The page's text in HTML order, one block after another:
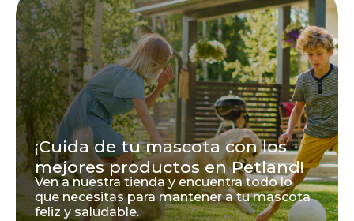
¡Cuida de tu mascota con los
mejores productos en Petland!
Ven a nuestra tienda y encuentra todo lo
que necesitas para mantener a tu mascota
feliz y saludable.